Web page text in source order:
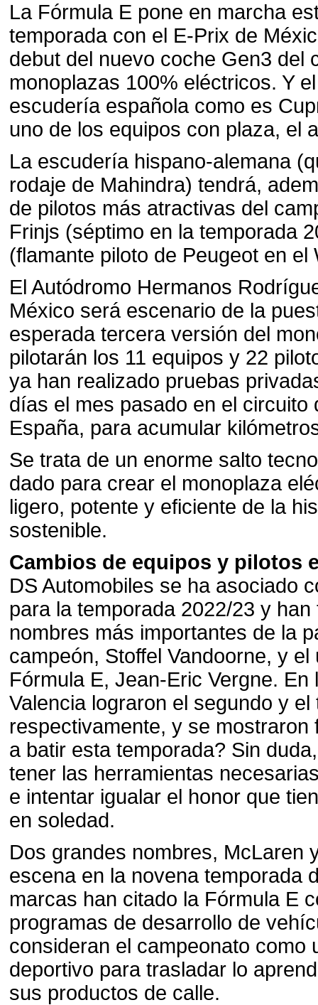
La Fórmula E pone en marcha
temporada con el E-Prix de
debut del nuevo coche Gen3 del
monoplazas 100% eléctricos. Y
escudería española como es
uno de los equipos con plaza, el
La escudería hispano-alemana
rodaje de Mahindra) tendrá,
de pilotos más atractivas del
Frinjs (séptimo en la temporada
(flamante piloto de Peugeot en el
El Autódromo Hermanos
México será escenario de la
esperada tercera versión del
pilotarán los 11 equipos y 22
ya han realizado pruebas
días el mes pasado en el circuito
España, para acumular
Se trata de un enorme salto
dado para crear el monoplaza
ligero, potente y eficiente de la
sostenible.
Cambios de equipos y pilotos
DS Automobiles se ha asociado
para la temporada 2022/23 y
nombres más importantes de la
campeón, Stoffel Vandoorne, y
Fórmula E, Jean-Eric Vergne.
Valencia lograron el segundo y
respectivamente, y se
a batir esta temporada? Sin
tener las herramientas
e intentar igualar el honor que
en soledad.
Dos grandes nombres, McLaren
escena en la novena temporada
marcas han citado la Fórmula E
programas de desarrollo de
consideran el campeonato como
deportivo para trasladar lo
sus productos de calle.